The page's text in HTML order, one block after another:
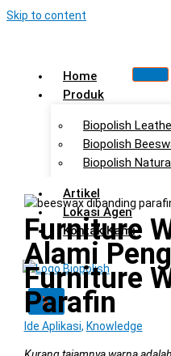
Skip to content
Home
Produk
Biopolish
Biopolish
Biopolish
Artikel
Lokasi Agen
Kontak Kami
X
Furniture
Alami
Furniture
Parafin
Ide Aplikasi, Knowledge